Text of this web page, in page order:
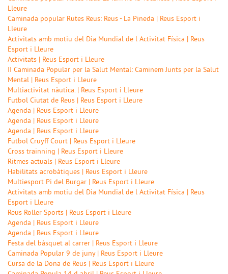
Lleure
Caminada popular Rutes Reus: Reus - La Pineda | Reus Esport i
Lleure
Activitats amb motiu del Dia Mundial de l Activitat Física | Reus
Esport i Lleure
Activitats | Reus Esport i Lleure
II Caminada Popular per la Salut Mental: Caminem Junts per la Salut
Mental | Reus Esport i Lleure
Multiactivitat nàutica. | Reus Esport i Lleure
Futbol Ciutat de Reus | Reus Esport i Lleure
Agenda | Reus Esport i Lleure
Agenda | Reus Esport i Lleure
Agenda | Reus Esport i Lleure
Futbol Cruyff Court | Reus Esport i Lleure
Cross trainning | Reus Esport i Lleure
Ritmes actuals | Reus Esport i Lleure
Habilitats acrobàtiques | Reus Esport i Lleure
Multiesport Pi del Burgar | Reus Esport i Lleure
Activitats amb motiu del Dia Mundial de l Activitat Física | Reus
Esport i Lleure
Reus Roller Sports | Reus Esport i Lleure
Agenda | Reus Esport i Lleure
Agenda | Reus Esport i Lleure
Festa del bàsquet al carrer | Reus Esport i Lleure
Caminada Popular 9 de juny | Reus Esport i Lleure
Cursa de la Dona de Reus | Reus Esport i Lleure